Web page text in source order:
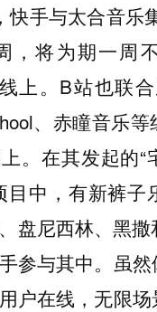
快手与太合音乐
，将为期一周
上。B站也联
、赤瞳音乐
。在其发起的“
目中，有新裤子
盘尼西林、黑
参与其中。虽
户在线，无限